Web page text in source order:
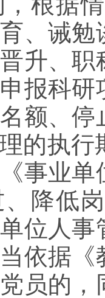
、诫
升、
报科
额、
的执
事业
降低
位人
依据
员的